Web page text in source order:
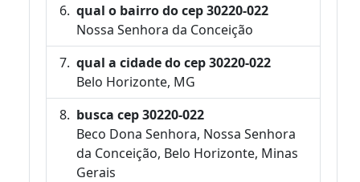
qual o bairro do cep 30220-022
Nossa Senhora da Conceição
qual a cidade do cep 30220-022
Belo Horizonte, MG
busca cep 30220-022
Beco Dona Senhora, Nossa Senhora
da Conceição, Belo Horizonte, Minas
Gerais